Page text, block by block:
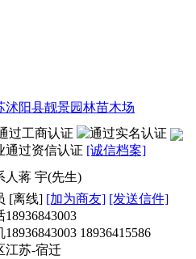
沭阳县靓景园林苗木场
通过资信认证 [诚信档案]
人 蒋 宇(先生)
[离线] [加为商友] [发送信件]
18936843003
18936843003 18936415586
江苏-宿迁